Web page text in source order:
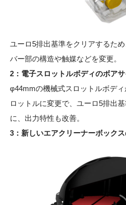
ユーロ5排出基準をクリアするた
バー部の構造や触媒などを変更。
2：電子スロットルボディのボア
φ44mmの機械式スロットルボデ
ロットルに変更で、ユーロ5排出
に、出力特性も改善。
3：新しいエアクリーナーボックス